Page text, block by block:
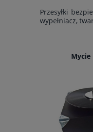
Przesyłki
wypełniacz,
Mycie